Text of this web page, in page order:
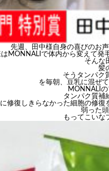
先週、田中様自身の喜びのお
MONNALIで体内から変えて発
そんな
髪
そうタンパ
を毎朝、豆乳に混ぜ
MONNALIの
タンパク質補
修復しきらなかった細胞の修
弱った
もってこいな